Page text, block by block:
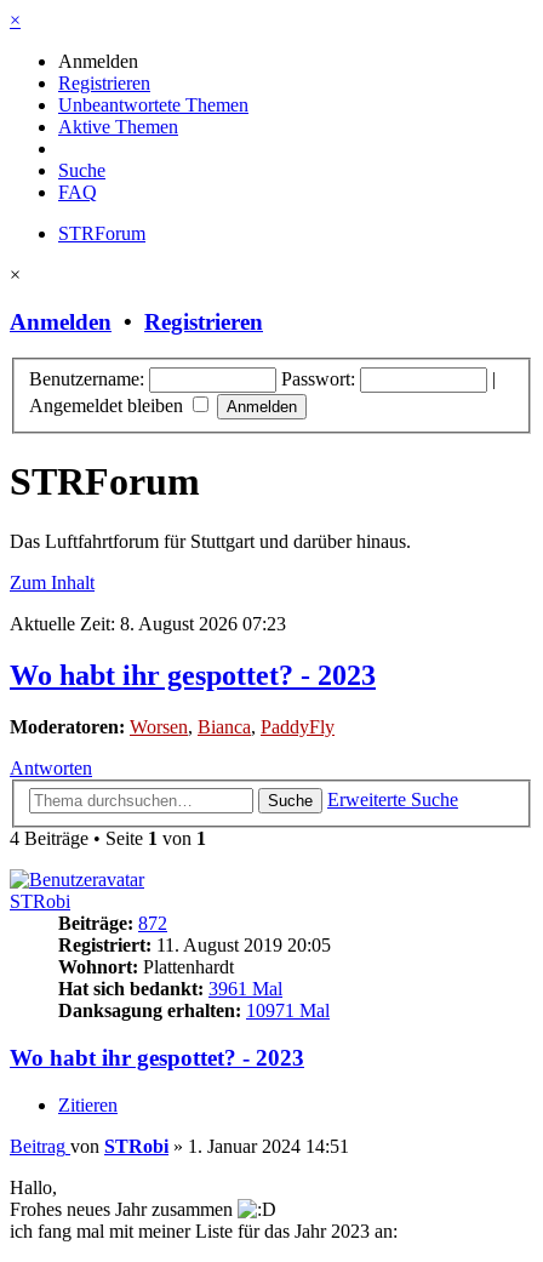
×
Anmelden
Registrieren
Unbeantwortete Themen
Aktive Themen
Suche
FAQ
STRForum
×
Anmelden • Registrieren
Benutzername: Passwort:
|
Angemeldet bleiben
STRForum
Das Luftfahrtforum für Stuttgart und darüber hinaus.
Zum Inhalt
Aktuelle Zeit: 8. August 2026 07:23
Wo habt ihr gespottet? - 2023
Moderatoren: Worsen, Bianca, PaddyFly
Antworten
Suche
Erweiterte Suche
4 Beiträge • Seite 1 von 1
STRobi
Beiträge: 872
Registriert: 11. August 2019 20:05
Wohnort: Plattenhardt
Hat sich bedankt: 3961 Mal
Danksagung erhalten: 10971 Mal
Wo habt ihr gespottet? - 2023
Zitieren
Beitrag von STRobi » 1. Januar 2024 14:51
Hallo,
Frohes neues Jahr zusammen
ich fang mal mit meiner Liste für das Jahr 2023 an: